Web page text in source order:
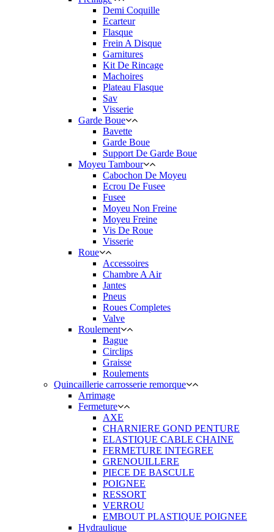
Demi Coquille
Ecarteur
Flasque
Frein A Disque
Garnitures
Kit De Rincage
Machoires
Plateau Flasque
Sav
Visserie
Garde Boue
Bavette
Garde Boue
Support De Garde Boue
Moyeu Tambour
Cabochon De Moyeu
Ecrou De Fusee
Fusee
Moyeu Non Freine
Moyeu Freine
Vis De Roue
Visserie
Roue
Accessoires
Chambre A Air
Jantes
Pneus
Roues Completes
Valve
Roulement
Bague
Circlips
Graisse
Roulements
Quincaillerie carrosserie remorque
Arrimage
Fermeture
AXE
CHARNIERE GOND PENTURE
ELASTIQUE CABLE CHAINE
FERMETURE INTEGREE
GRENOUILLERE
PIECE DE BASCULE
POIGNEE
RESSORT
VERROU
EMBOUT PLASTIQUE POIGNEE
Hydraulique